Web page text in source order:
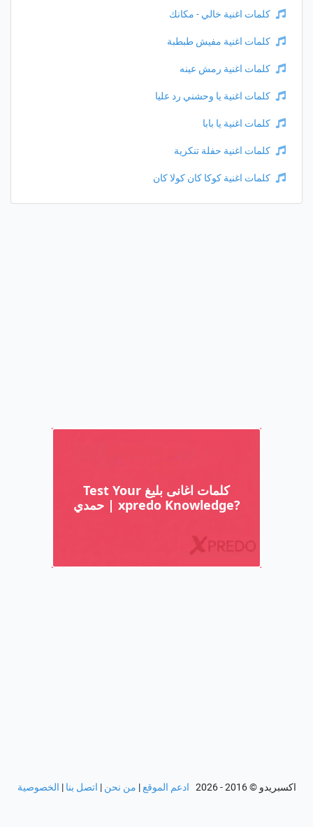
كلمات اغنية خالي - مكانك
كلمات اغنية مفيش طبطبة
كلمات اغنية رمش عينه
كلمات اغنية يا وحشني رد عليا
كلمات اغنية يا بابا
كلمات اغنية حفلة تنكرية
كلمات اغنية كوكا كان كولا كان
اكسبريدو © 2016 - 2026 ادعم الموقع| من نحن | اتصل بنا | الخصوصية